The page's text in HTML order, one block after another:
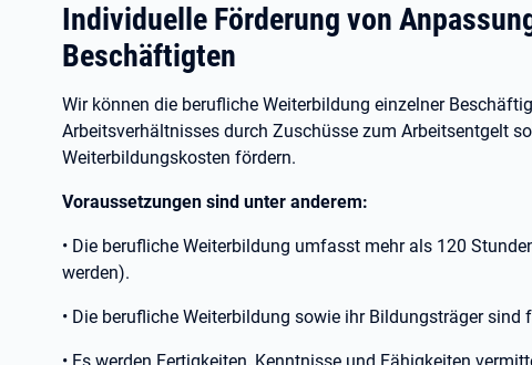
Individuelle Förderung von
Beschäftigten
Wir können die berufliche Weiterbildung einzelner
Arbeitsverhältnisses durch Zuschüsse zum Arbeitsentgelt
Weiterbildungskosten fördern.
Voraussetzungen sind unter anderem:
• Die berufliche Weiterbildung umfasst mehr als 120
werden).
• Die berufliche Weiterbildung sowie ihr Bildungsträger sind